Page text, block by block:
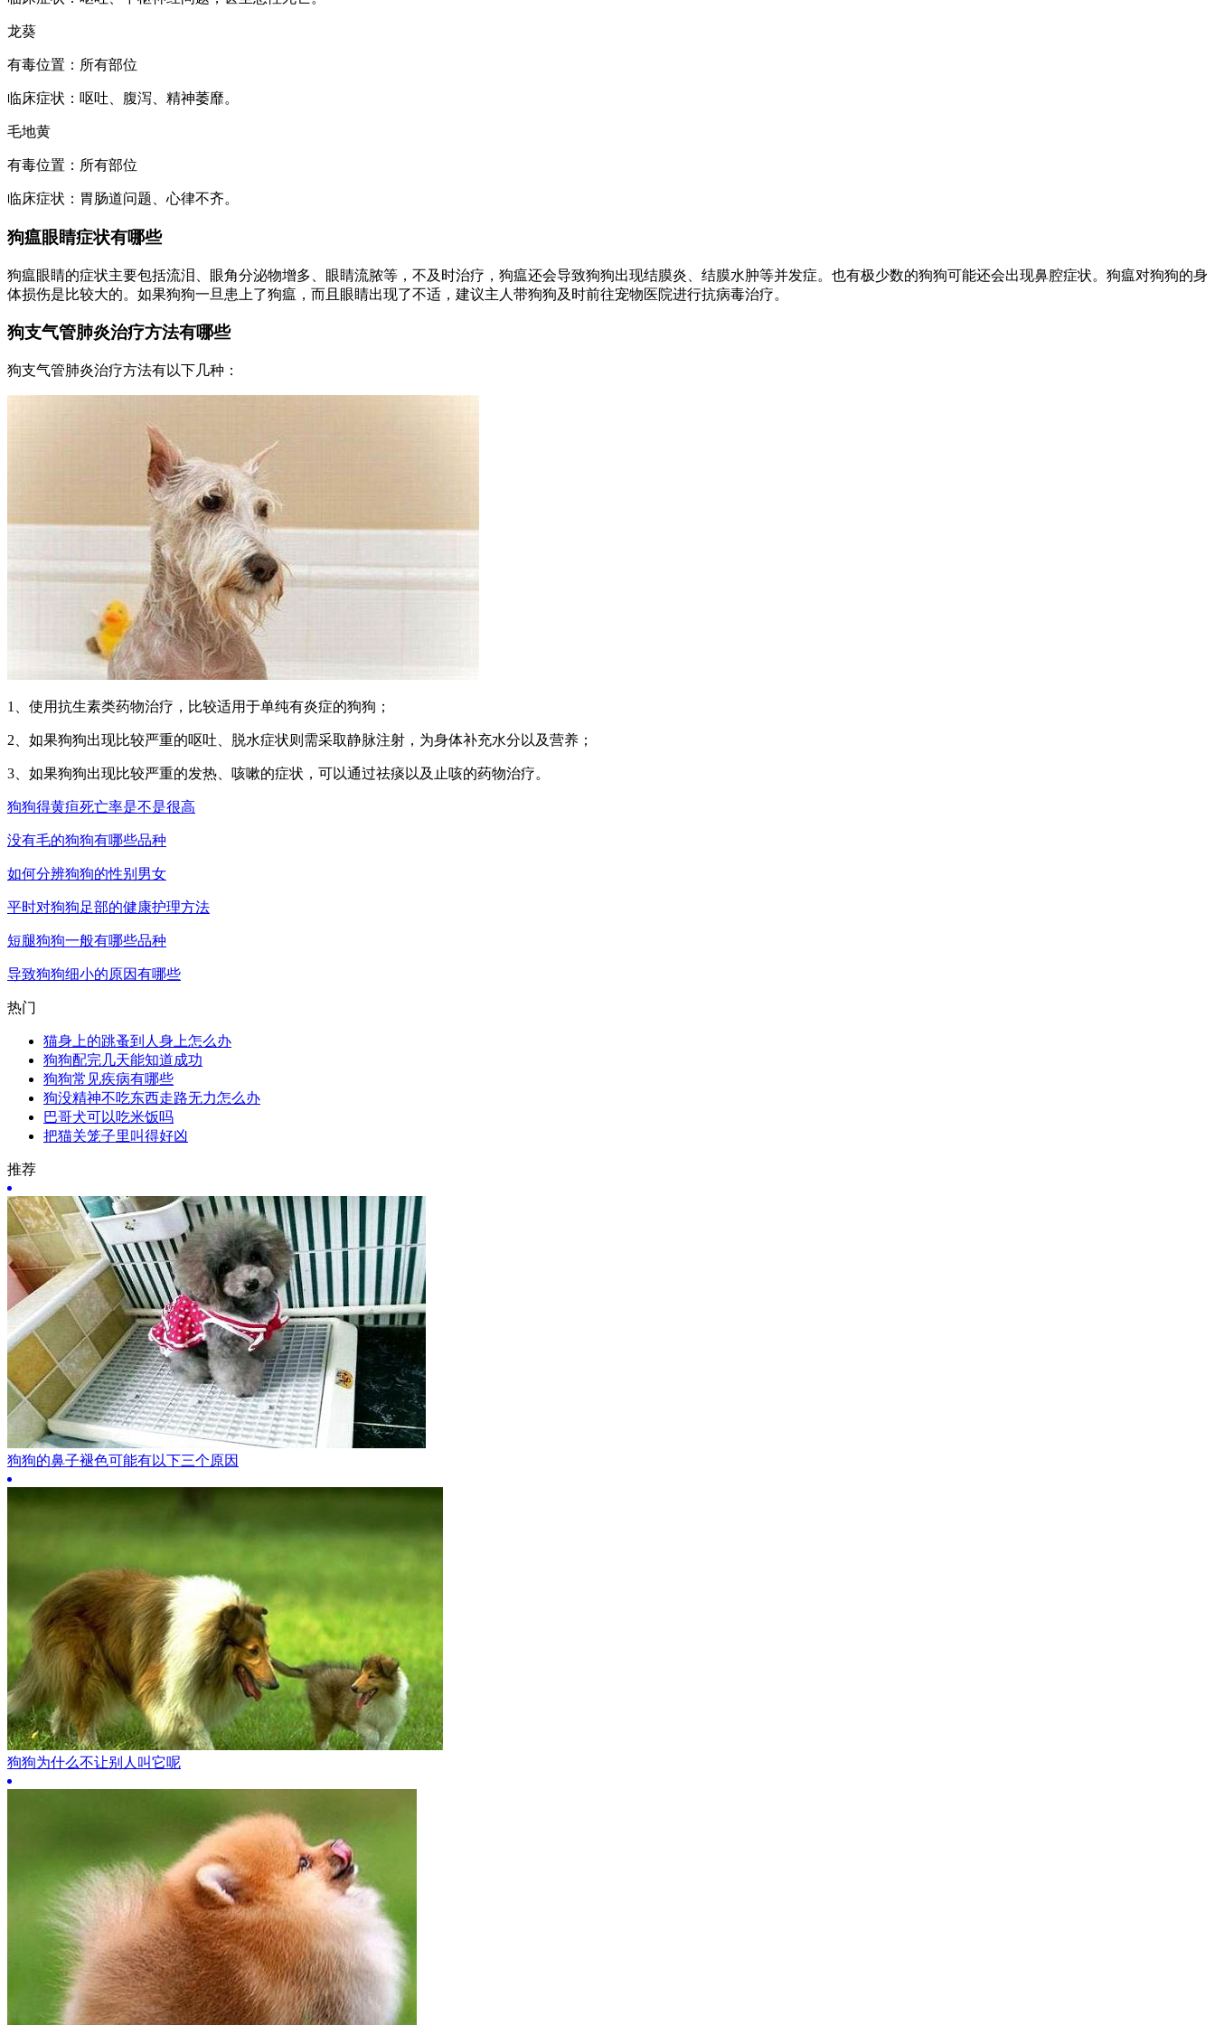
龙葵
有毒位置：所有部位
临床症状：呕吐、腹泻、精神萎靡。
毛地黄
有毒位置：所有部位
临床症状：胃肠道问题、心律不齐。
狗瘟眼睛症状有哪些
狗瘟眼睛的症状主要包括流泪、眼角分泌物增多、眼睛流脓等，不及时治疗，狗瘟还会导致狗狗出现结膜炎、结膜水肿等并发症。也有极少数的狗狗可能还会出现鼻腔症状。狗瘟对狗狗的身
体损伤是比较大的。如果狗狗一旦患上了狗瘟，而且眼睛出现了不适，建议主人带狗狗及时前往宠物医院进行抗病毒治疗。
狗支气管肺炎治疗方法有哪些
狗支气管肺炎治疗方法有以下几种：
1、使用抗生素类药物治疗，比较适用于单纯有炎症的狗狗；
2、如果狗狗出现比较严重的呕吐、脱水症状则需采取静脉注射，为身体补充水分以及营养；
3、如果狗狗出现比较严重的发热、咳嗽的症状，可以通过祛痰以及止咳的药物治疗。
狗狗得黄疸死亡率是不是很高
没有毛的狗狗有哪些品种
如何分辨狗狗的性别男女
平时对狗狗足部的健康护理方法
短腿狗狗一般有哪些品种
导致狗狗细小的原因有哪些
热门
猫身上的跳蚤到人身上怎么办
狗狗配完几天能知道成功
狗狗常见疾病有哪些
狗没精神不吃东西走路无力怎么办
巴哥犬可以吃米饭吗
把猫关笼子里叫得好凶
推荐
狗狗的鼻子褪色可能有以下三个原因
狗狗为什么不让别人叫它呢